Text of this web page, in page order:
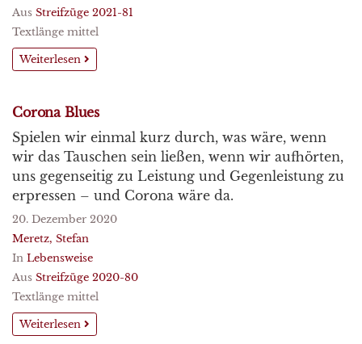
Aus Streifzüge 2021-81
Textlänge mittel
Weiterlesen
Corona Blues
Spielen wir einmal kurz durch, was wäre, wenn
wir das Tauschen sein ließen, wenn wir aufhörten,
uns gegenseitig zu Leistung und Gegenleistung zu
erpressen – und Corona wäre da.
20. Dezember 2020
Meretz, Stefan
In Lebensweise
Aus Streifzüge 2020-80
Textlänge mittel
Weiterlesen